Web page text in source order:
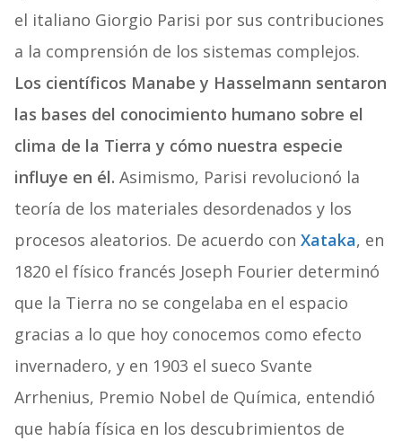
el italiano Giorgio Parisi por sus contribuciones
a la comprensión de los sistemas complejos.
Los científicos Manabe y Hasselmann sentaron
las bases del conocimiento humano sobre el
clima de la Tierra y cómo nuestra especie
influye en él. Asimismo, Parisi revolucionó la
teoría de los materiales desordenados y los
procesos aleatorios. De acuerdo con Xataka, en
1820 el físico francés Joseph Fourier determinó
que la Tierra no se congelaba en el espacio
gracias a lo que hoy conocemos como efecto
invernadero, y en 1903 el sueco Svante
Arrhenius, Premio Nobel de Química, entendió
que había física en los descubrimientos de